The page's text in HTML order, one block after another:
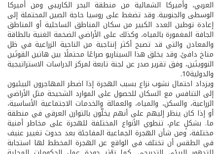
العربي، وأميركا الشمالية من منطقة البحر الكاريبي ومن أميركا
الوسطى والجنوبية. وقد تضغط على روسيا حاجة الصين المحتملة إلى
إعادة توطين العدد الكبير من سكان المناطق الساحلية أو المناطق
الجافة المغمورة بالمياه، وكذلك على الأراضي الضخمة الغنية بالطاقة
والمعادن والتي قد تصبح أكثر إنتاجية من الناحية الزراعية في ظل
مناخ دافئ. وقد يخلق هذا السيناريو صراعًا محتملًا بين هاتين القوتَين
النوويتَين، وفق تقرير صدر عن لجنة تابعة لمركز الدراسات الاستراتيجية
والدولية10.
ويزداد احتمال نشوب نزاع بسبب الهجرة إذا اضطر المهاجرون البيئيون
إلى التنافس مع السكان للحصول على الموارد الشحيحة مثل الأراضي
الزراعية، والسكن، والمياه، والعمالة والخدمات الاجتماعية الأساسية،
أو إذا كان ينظر إليهم على أنهم يخلّون بالتوازن العرقي في منطقة
ما. بشكلٍ عام، تنطوي الأنواع المختلفة للهجرة على مخاطر أمنية
مختلفة، ومن شأن الهجرة الجماعية المفاجئة بعد حدوث تغيير عنيف
في الطقس أن تختلف في الواقع عن الهجرة المخطط لها استجابة